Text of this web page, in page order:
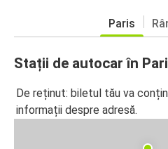
Paris
Stații de autocar în
De reținut: biletul tău va
informații despre adresă.